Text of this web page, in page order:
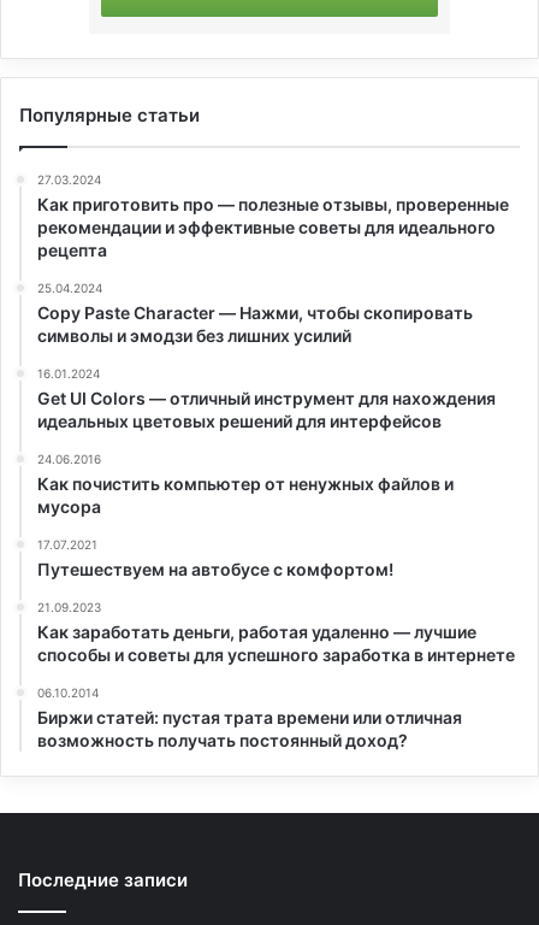
Популярные статьи
27.03.2024
Как приготовить про — полезные отзывы, проверенные
рекомендации и эффективные советы для идеального
рецепта
25.04.2024
Copy Paste Character — Нажми, чтобы скопировать
символы и эмодзи без лишних усилий
16.01.2024
Get UI Colors — отличный инструмент для нахождения
идеальных цветовых решений для интерфейсов
24.06.2016
Как почистить компьютер от ненужных файлов и
мусора
17.07.2021
Путешествуем на автобусе с комфортом!
21.09.2023
Как заработать деньги, работая удаленно — лучшие
способы и советы для успешного заработка в интернете
06.10.2014
Биржи статей: пустая трата времени или отличная
возможность получать постоянный доход?
Последние записи